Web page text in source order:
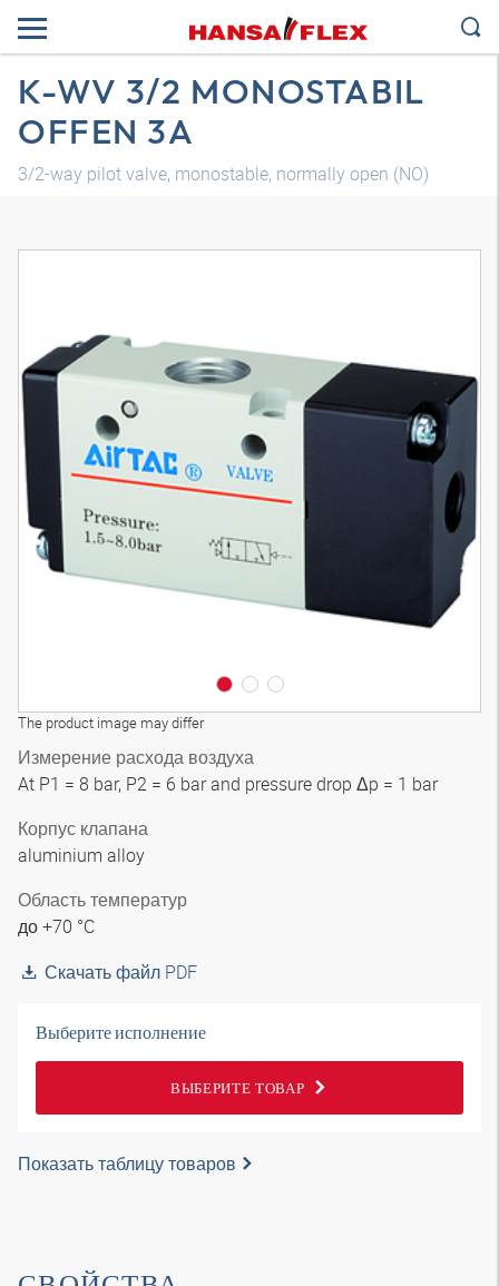
K-WV 3/2 MONOSTABIL
OFFEN 3A
3/2-way pilot valve, monostable, normally open (NO)
The product image may differ
Трехмерная модель
Измерение расхода воздуха
At P1 = 8 bar, P2 = 6 bar and pressure drop Δp = 1 bar
Корпус клапана
aluminium alloy
Область температур
до +70 °C
Скачать файл PDF
Выберите исполнение
ВЫБЕРИТЕ ТОВАР
Показать таблицу товаров